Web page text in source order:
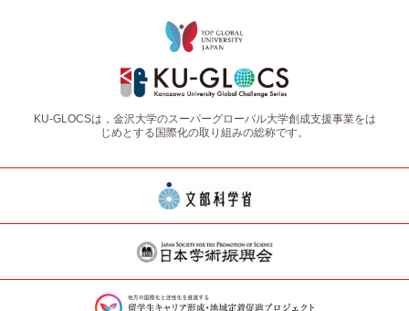
KU-GLOCSは，金沢大学のスーパーグローバル大学創成支援事業をは
じめとする国際化の取り組みの総称です。